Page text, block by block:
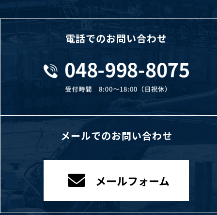
電話でのお問い合わせ
メールでのお問い合わせ
メールフォーム